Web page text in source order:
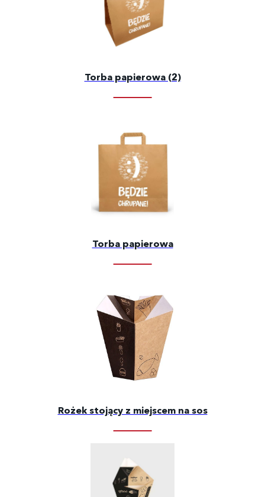
Torba papierowa (2)
Torba papierowa
Rożek stojący z miejscem na sos